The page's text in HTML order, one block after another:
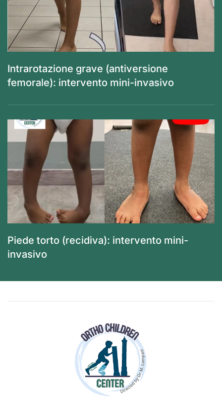
Intrarotazione grave (antiversione
femorale): intervento mini-invasivo
Piede torto (recidiva): intervento mini-
invasivo